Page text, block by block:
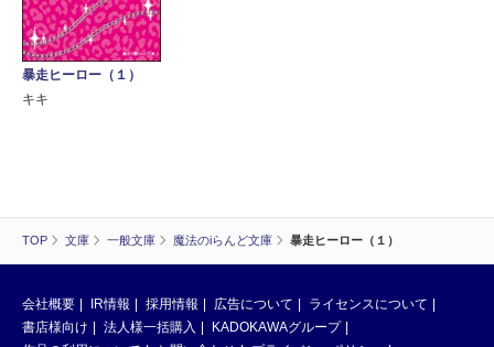
TOP 文庫 一般文庫 魔法のiらんど文庫 暴走ヒーロー（１）
暴走ヒーロー（１）
キキ
会社概要 IR情報 採用情報 広告について
ライセンスについて
書店様向け
法人様一括購入
KADOKAWAグループ